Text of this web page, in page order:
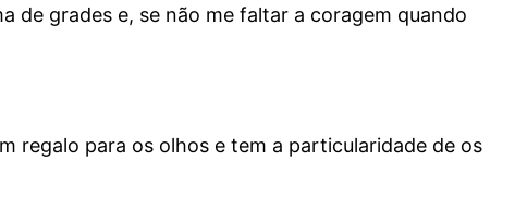
de grades e, se não me faltar a coragem quando
regalo para os olhos e tem a particularidade de os